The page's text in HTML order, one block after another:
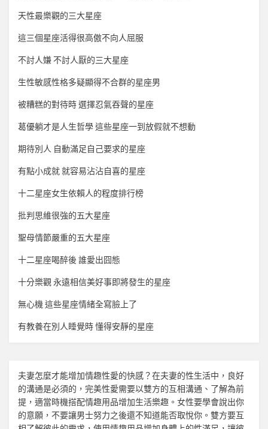
天性最樂觀的三大星座
這三個星座活得很高傲不向人屈服
不討人嫌 不討人厭的三大星座
生性敏感性格多疑顯得不合群的星座男
被糟糕的對待時 選擇忍氣吞聲的星座
葛優躺才是人生哲學 這些星座一到放假就不想動
期待別人 自動滿足自己要求的星座
有點小成就 就容易沾沾自喜的星座
十二星座女生依賴人的程度排行榜
批判思維很強的五大星座
聖母情節嚴重的五大星座
十二星座喝醉後 誰愛出囧態
十分樂觀 永遠相信美好事即將發生的星座
無心機 這些星座情緒全寫臉上了
有教養在別人睡覺時 懂得安靜的星座
夫妻怎麼才能增加情趣性愛的快感？在夫妻的性生活中，良好
的溝通是必須的，完美性愛需要以雙方的互相溝通、了解為前
提，適當時機搭配情趣用品增加生活樂趣。女性要學會說出你
的意願，不要讓男士努力之後還不知道能否取悅你。雙方要互